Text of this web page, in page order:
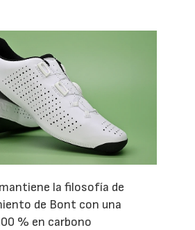
la filosofía de
de Bont con una
% en carbono